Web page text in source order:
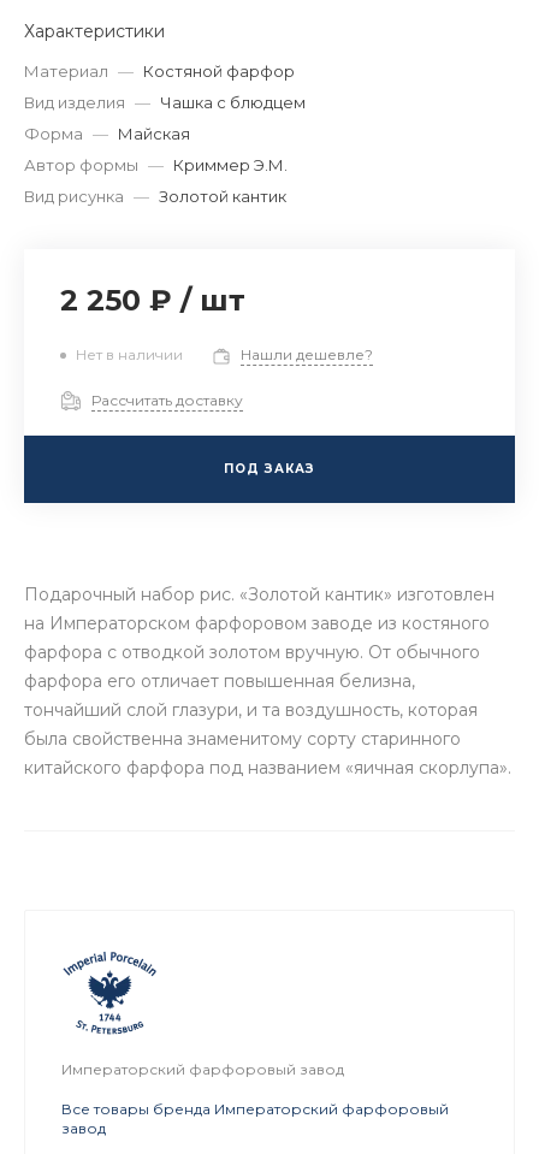
Характеристики
Материал — Костяной фарфор
Вид изделия — Чашка с блюдцем
Форма — Майская
Автор формы — Криммер Э.М.
Вид рисунка — Золотой кантик
2 250 ₽ / шт
Нет в наличии Нашли дешевле?
Рассчитать доставку
ПОД ЗАКАЗ
Подарочный набор рис. «Золотой кантик» изготовлен
на Императорском фарфоровом заводе из костяного
фарфора с отводкой золотом вручную. От обычного
фарфора его отличает повышенная белизна,
тончайший слой глазури, и та воздушность, которая
была свойственна знаменитому сорту старинного
китайского фарфора под названием «яичная скорлупа».
Императорский фарфоровый завод
Все товары бренда Императорский фарфоровый
завод